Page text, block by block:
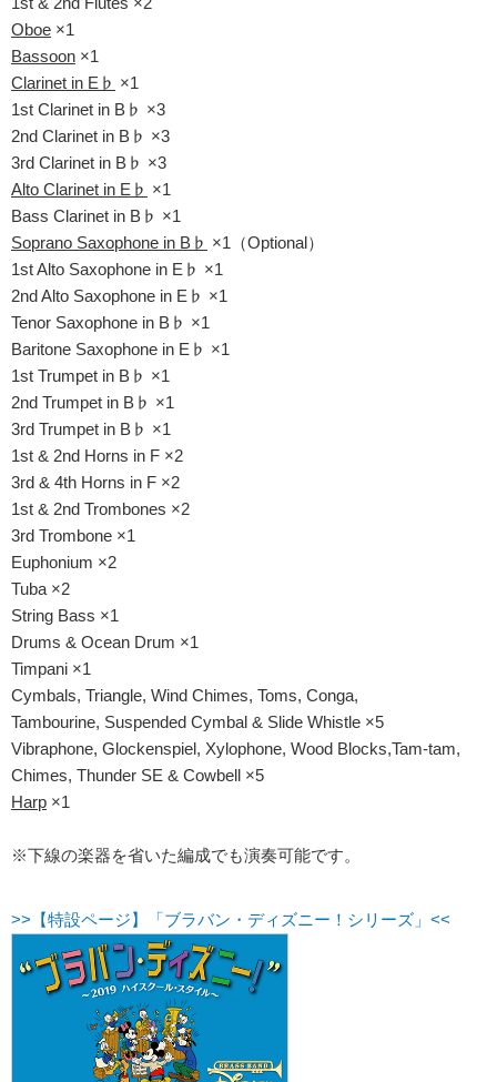
Oboe ×1
Bassoon ×1
Clarinet in E♭ ×1
1st Clarinet in B♭ ×3
2nd Clarinet in B♭ ×3
3rd Clarinet in B♭ ×3
Alto Clarinet in E♭ ×1
Bass Clarinet in B♭ ×1
Soprano Saxophone in B♭ ×1（Optional）
1st Alto Saxophone in E♭ ×1
2nd Alto Saxophone in E♭ ×1
Tenor Saxophone in B♭ ×1
Baritone Saxophone in E♭ ×1
1st Trumpet in B♭ ×1
2nd Trumpet in B♭ ×1
3rd Trumpet in B♭ ×1
1st & 2nd Horns in F ×2
3rd & 4th Horns in F ×2
1st & 2nd Trombones ×2
3rd Trombone ×1
Euphonium ×2
Tuba ×2
String Bass ×1
Drums & Ocean Drum ×1
Timpani ×1
Cymbals, Triangle, Wind Chimes, Toms, Conga,
Tambourine, Suspended Cymbal & Slide Whistle ×5
Vibraphone, Glockenspiel, Xylophone, Wood Blocks,Tam-tam,
Chimes, Thunder SE & Cowbell ×5
Harp ×1
※下線の楽器を省いた編成でも演奏可能です。
>>【特設ページ】「ブラバン・ディズニー！シリーズ」<<